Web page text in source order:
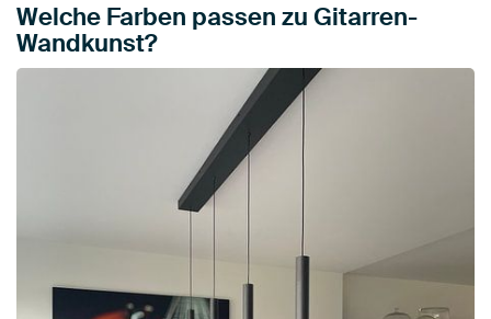
Welche Farben passen zu Gitarren-
Wandkunst?